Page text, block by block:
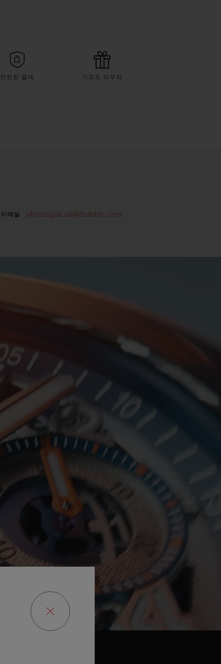
안전한 결제 기프트 파우치
이메일 eboutique.uk@hublot.com